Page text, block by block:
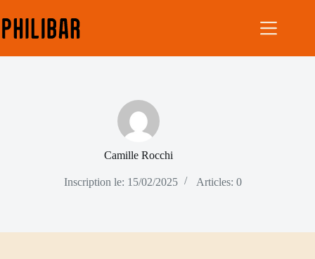
Camille Rocchi
Inscription le: 15/02/2025 Articles: 0